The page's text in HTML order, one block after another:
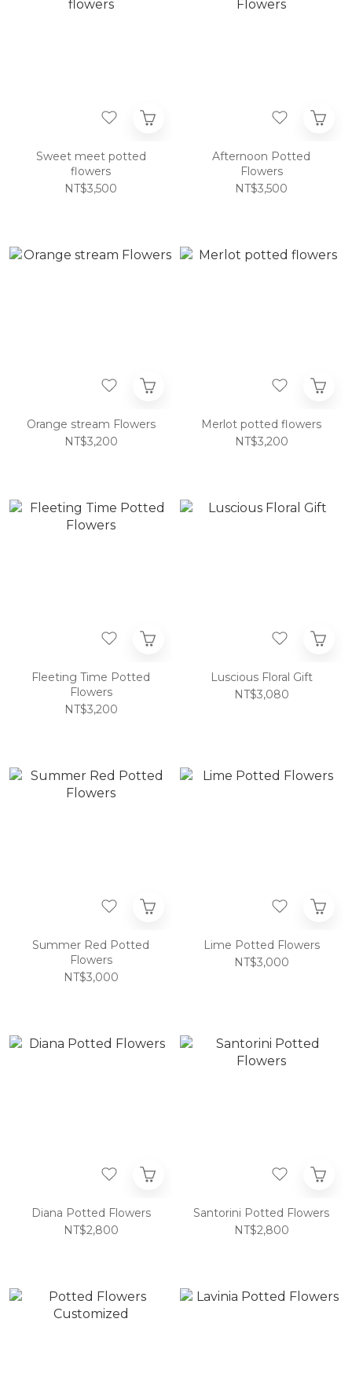
Sweet meet potted
flowers
NT$3,500
Afternoon Potted
Flowers
NT$3,500
Orange stream Flowers
NT$3,200
Merlot potted flowers
NT$3,200
Fleeting Time Potted
Flowers
NT$3,200
Luscious Floral Gift
NT$3,080
Summer Red Potted
Flowers
NT$3,000
Lime Potted Flowers
NT$3,000
Diana Potted Flowers
NT$2,800
Santorini Potted Flowers
NT$2,800